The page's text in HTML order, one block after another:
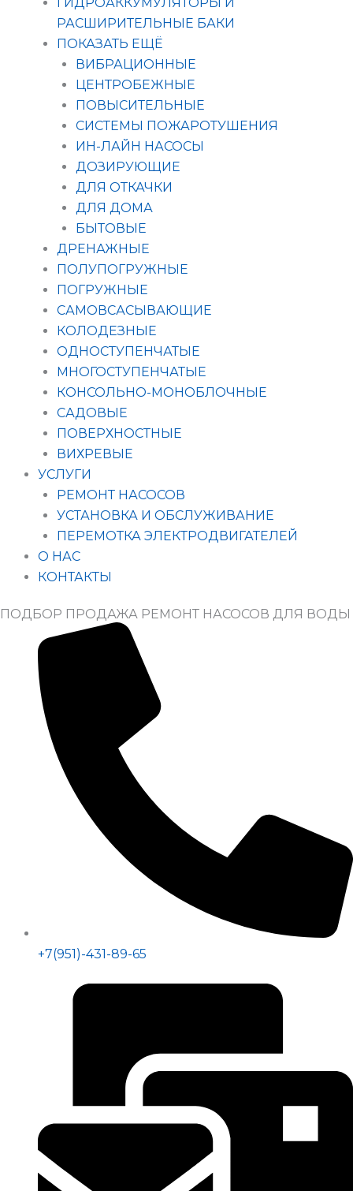
РАСШИРИТЕЛЬНЫЕ БАКИ
ПОКАЗАТЬ ЕЩЁ
ВИБРАЦИОННЫЕ
ЦЕНТРОБЕЖНЫЕ
ПОВЫСИТЕЛЬНЫЕ
СИСТЕМЫ ПОЖАРОТУШЕНИЯ
ИН-ЛАЙН НАСОСЫ
ДОЗИРУЮЩИЕ
ДЛЯ ОТКАЧКИ
ДЛЯ ДОМА
БЫТОВЫЕ
ДРЕНАЖНЫЕ
ПОЛУПОГРУЖНЫЕ
ПОГРУЖНЫЕ
САМОВСАСЫВАЮЩИЕ
КОЛОДЕЗНЫЕ
ОДНОСТУПЕНЧАТЫЕ
МНОГОСТУПЕНЧАТЫЕ
КОНСОЛЬНО-МОНОБЛОЧНЫЕ
САДОВЫЕ
ПОВЕРХНОСТНЫЕ
ВИХРЕВЫЕ
УСЛУГИ
РЕМОНТ НАСОСОВ
УСТАНОВКА И ОБСЛУЖИВАНИЕ
ПЕРЕМОТКА ЭЛЕКТРОДВИГАТЕЛЕЙ
О НАС
КОНТАКТЫ
ПОДБОР ПРОДАЖА РЕМОНТ НАСОСОВ ДЛЯ ВОДЫ
+7(951)-431-89-65